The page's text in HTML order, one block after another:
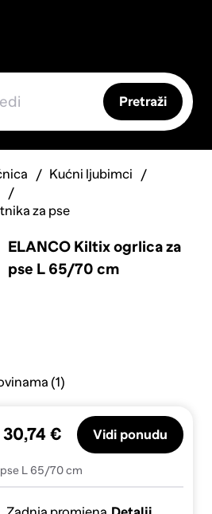
Pretraži
Kućni ljubimci
za pse
ELANCO Kiltix ogrlica za
pse L 65/70 cm
(1)
L 65/70 cm
30,74 € Vidi ponudu